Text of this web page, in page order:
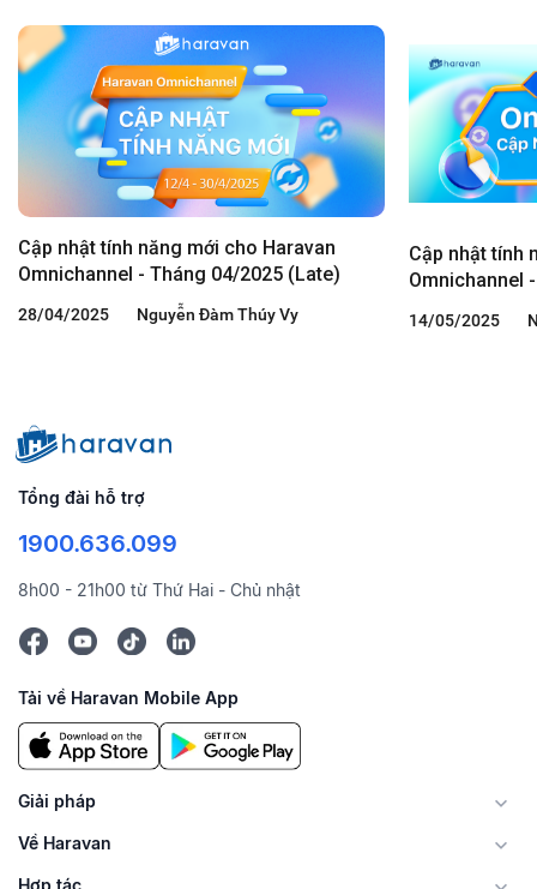
Cập nhật tính năng mới cho Haravan
Omnichannel - Tháng 04/2025 (Late)
28/04/2025 Nguyễn Đàm Thúy Vy
Cập nhật tính
Omnichannel
14/05/2025
Tổng đài hỗ trợ
1900.636.099
8h00 - 21h00 từ Thứ Hai - Chủ nhật
Tải về Haravan Mobile App
Giải pháp
Về Haravan